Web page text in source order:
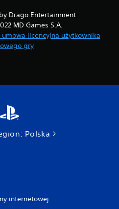
Drago Entertainment
MD Games S.A.
licencyjna użytkownika
gry
Polska
internetowej